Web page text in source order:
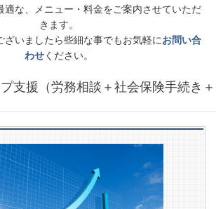
適な、メニュー・料金をご案内させていただ
きます。
ざいましたら些細な事でもお気軽にお問い合
わせください。
支援（労務相談＋社会保険手続き＋